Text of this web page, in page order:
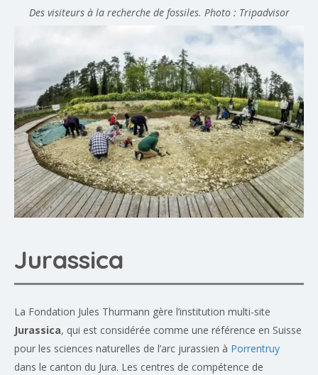
Des visiteurs à la recherche de fossiles. Photo : Tripadvisor
Jurassica
La Fondation Jules Thurmann gère l’institution multi-site
Jurassica, qui est considérée comme une référence en Suisse
pour les sciences naturelles de l’arc jurassien à Porrentruy
dans le canton du Jura. Les centres de compétence de